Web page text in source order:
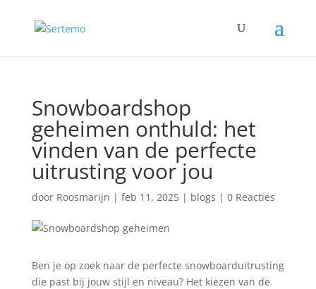
Snowboardshop
geheimen onthuld: het
vinden van de perfecte
uitrusting voor jou
door Roosmarijn | feb 11, 2025| blogs | 0 Reacties
Ben je op zoek naar de perfecte snowboarduitrusting
die past bij jouw stijl en niveau? Het kiezen van de